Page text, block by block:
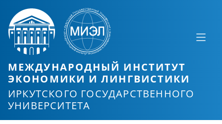
МЕЖДУНАРОДНЫЙ ИНСТИТУТ
ЭКОНОМИКИ И ЛИНГВИСТИКИ
ИРКУТСКОГО ГОСУДАРСТВЕННОГО
УНИВЕРСИТЕТА